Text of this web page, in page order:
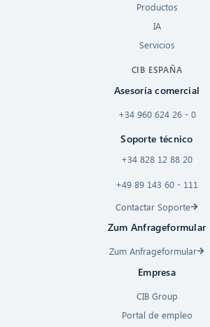
Productos
IA
Servicios
CIB ESPAÑA
Asesoría comercial
+34 960 624 26 - 0
Soporte técnico
+34 828 12 88 20
+49 89 143 60 - 111
Contactar Soporte
Zum Anfrageformular
Zum Anfrageformular
Empresa
CIB Group
Portal de empleo